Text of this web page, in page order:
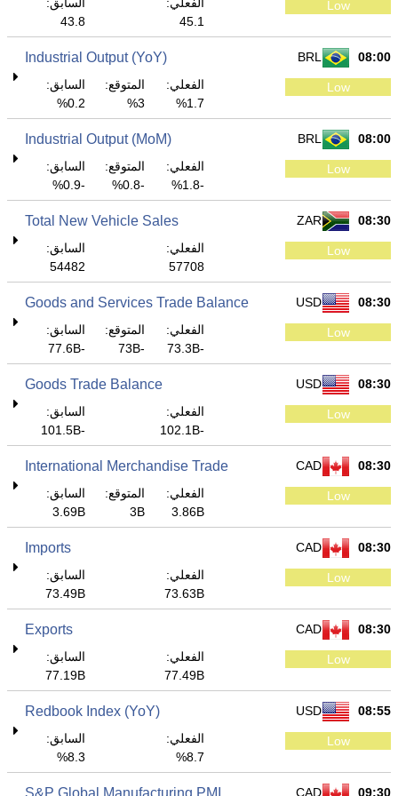
Low
45.1
43.8
08:00
BRL
Industrial Output (YoY)
Low
الفعلي:
1.7%
المتوقع:
3%
السابق:
0.2%
08:00
BRL
Industrial Output (MoM)
Low
الفعلي:
-1.8%
المتوقع:
-0.8%
السابق:
-0.9%
08:30
ZAR
Total New Vehicle Sales
Low
الفعلي:
57708
السابق:
54482
08:30
USD
Goods and Services Trade Balance
Low
الفعلي:
-73.3B
المتوقع:
-73B
السابق:
-77.6B
08:30
USD
Goods Trade Balance
Low
الفعلي:
-102.1B
السابق:
-101.5B
08:30
CAD
International Merchandise Trade
Low
الفعلي:
3.86B
المتوقع:
3B
السابق:
3.69B
08:30
CAD
Imports
Low
الفعلي:
73.63B
السابق:
73.49B
08:30
CAD
Exports
Low
الفعلي:
77.49B
السابق:
77.19B
08:55
USD
Redbook Index (YoY)
Low
الفعلي:
8.7%
السابق:
8.3%
09:30
CAD
S&P Global Manufacturing PMI